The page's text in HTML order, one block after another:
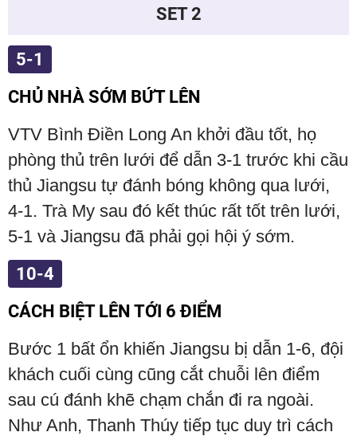
SET 2
5-1
CHỦ NHÀ SỚM BỨT LÊN
VTV Bình Điền Long An khởi đầu tốt, họ
phòng thủ trên lưới để dẫn 3-1 trước khi cầu
thủ Jiangsu tự đánh bóng không qua lưới,
4-1. Trà My sau đó kết thúc rất tốt trên lưới,
5-1 và Jiangsu đã phải gọi hội ý sớm.
10-4
CÁCH BIỆT LÊN TỚI 6 ĐIỂM
Bước 1 bất ổn khiến Jiangsu bị dẫn 1-6, đội
khách cuối cùng cũng cắt chuỗi lên điểm
sau cú đánh khẽ chạm chắn đi ra ngoài.
Như Anh, Thanh Thúy tiếp tục duy trì cách